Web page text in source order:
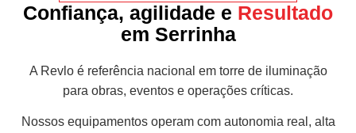
Confiança, agilidade e Resultado
em Serrinha
A Revlo é referência nacional em torre de iluminação
para obras, eventos e operações críticas.
Nossos equipamentos operam com autonomia real, alta